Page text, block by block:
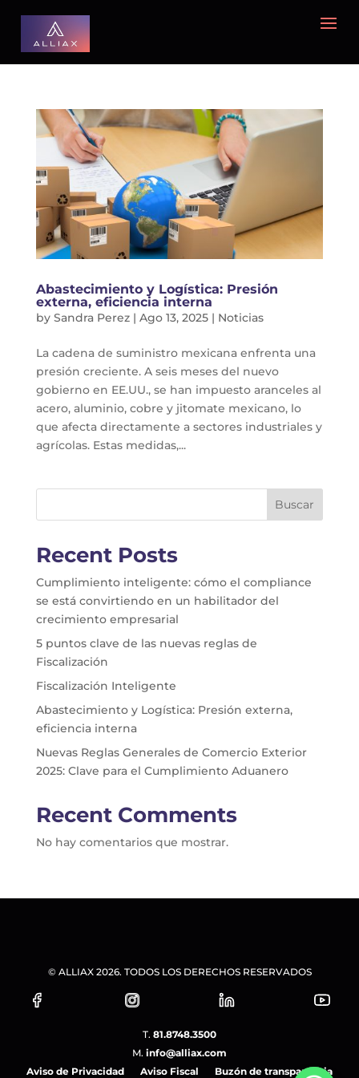
Abastecimiento y Logística: Presión
externa, eficiencia interna
by Sandra Perez| Ago 13, 2025| Noticias
La cadena de suministro mexicana enfrenta una
presión creciente. A seis meses del nuevo
gobierno en EE.UU., se han impuesto aranceles al
acero, aluminio, cobre y jitomate mexicano, lo
que afecta directamente a sectores industriales y
agrícolas. Estas medidas,...
Buscar
Recent Posts
Cumplimiento inteligente: cómo el compliance
se está convirtiendo en un habilitador del
crecimiento empresarial
5 puntos clave de las nuevas reglas de
Fiscalización
Fiscalización Inteligente
Abastecimiento y Logística: Presión externa,
eficiencia interna
Nuevas Reglas Generales de Comercio Exterior
2025: Clave para el Cumplimiento Aduanero
Recent Comments
No hay comentarios que mostrar.
© ALLIAX 2026. TODOS LOS DERECHOS RESERVADOS
T. 81.8748.3500
M. info@alliax.com
Aviso de Privacidad
Aviso Fiscal Buzón de transparencia